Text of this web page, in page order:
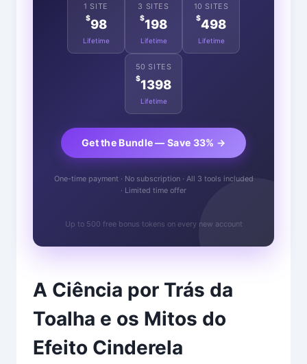
1 SITE
$98
Lifetime
3 SITES
$198
Lifetime
10 SITES
$498
Lifetime
50 SITES
$1398
Lifetime
Get the Bundle — Save 33% →
One-time payment · No subscription · All 3 tools included
· Limited time offer
Up to 500 free bonus tokens on every new account
A Ciência por Trás da
Toalha e os Mitos do
Efeito Cinderela